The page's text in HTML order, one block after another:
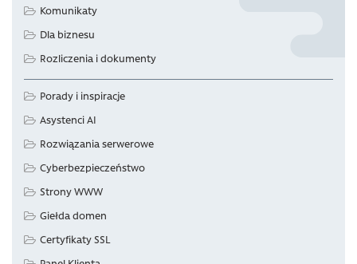
Komunikaty
Dla biznesu
Rozliczenia i dokumenty
Porady i inspiracje
Asystenci AI
Rozwiązania serwerowe
Cyberbezpieczeństwo
Strony WWW
Giełda domen
Certyfikaty SSL